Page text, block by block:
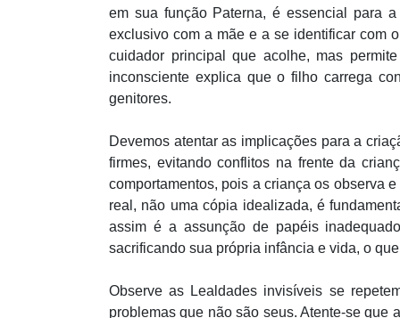
em sua função Paterna, é essencial para
exclusivo com a mãe e a se identificar com
cuidador principal que acolhe, mas
inconsciente explica que o filho carrega
genitores.
Devemos atentar as implicações para a
firmes, evitando conflitos na frente da
comportamentos, pois a criança os observa
real, não uma cópia idealizada, é
assim é a assunção de papéis
sacrificando sua própria infância e vida, o
Observe as Lealdades invisíveis se
problemas que não são seus. Atente-se que